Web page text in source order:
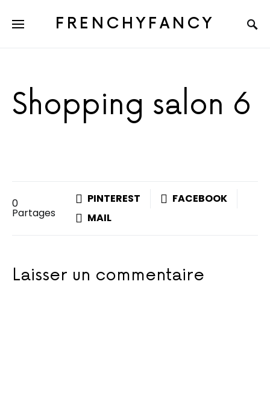
FRENCHYFANCY
Shopping salon 6
0
Partages
PINTEREST
FACEBOOK
MAIL
Laisser un commentaire